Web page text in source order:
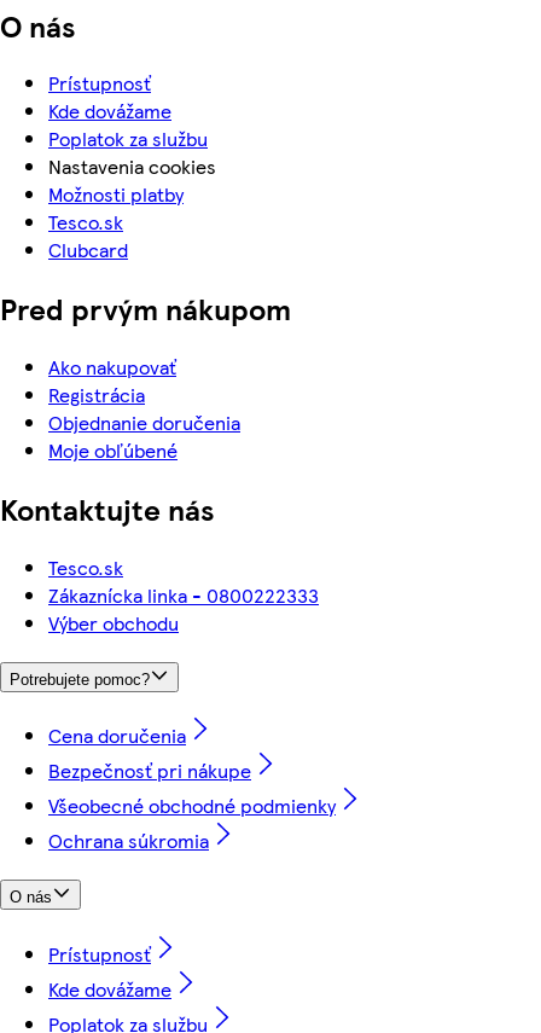
O nás
Prístupnosť
Kde dovážame
Poplatok za službu
Nastavenia cookies
Možnosti platby
Tesco.sk
Clubcard
Pred prvým nákupom
Ako nakupovať
Registrácia
Objednanie doručenia
Moje obľúbené
Kontaktujte nás
Tesco.sk
Zákaznícka linka - 0800222333
Výber obchodu
Potrebujete pomoc?
Cena doručenia
Bezpečnosť pri nákupe
Všeobecné obchodné podmienky
Ochrana súkromia
O nás
Prístupnosť
Kde dovážame
Poplatok za službu